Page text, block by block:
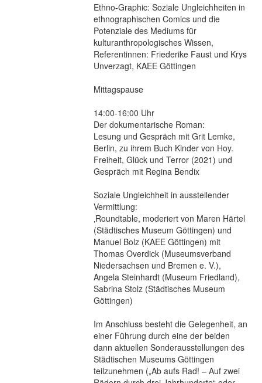
Ethno-Graphic: Soziale Ungleichheiten in
ethnographischen Comics und die
Potenziale des Mediums für
kulturanthropologisches Wissen,
Referentinnen: Friederike Faust und Krys
Unverzagt, KAEE Göttingen
Mittagspause
14:00-16:00 Uhr
Der dokumentarische Roman:
Lesung und Gespräch mit Grit Lemke,
Berlin, zu ihrem Buch Kinder von Hoy.
Freiheit, Glück und Terror (2021) und
Gespräch mit Regina Bendix
Soziale Ungleichheit in ausstellender
Vermittlung:
‚Roundtable, moderiert von Maren Härtel
(Städtisches Museum Göttingen) und
Manuel Bolz (KAEE Göttingen) mit
Thomas Overdick (Museumsverband
Niedersachsen und Bremen e. V.),
Angela Steinhardt (Museum Friedland),
Sabrina Stolz (Städtisches Museum
Göttingen)
Im Anschluss besteht die Gelegenheit, an
einer Führung durch eine der beiden
dann aktuellen Sonderausstellungen des
Städtischen Museums Göttingen
teilzunehmen („Ab aufs Rad! – Auf zwei